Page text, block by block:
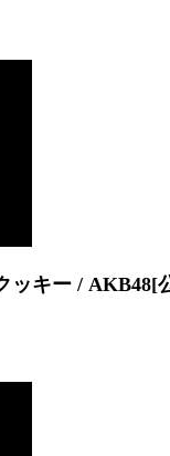
ッキー / AKB48[